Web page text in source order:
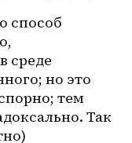
способ
среде
но это
тем
Так